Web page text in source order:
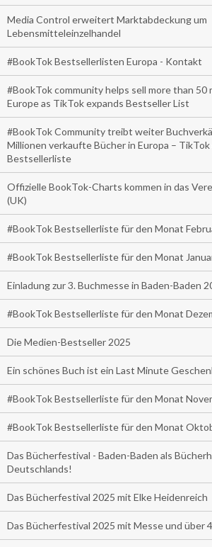
Media Control erweitert Marktabdeckung um
Lebensmitteleinzelhandel
#BookTok Bestsellerlisten Europa - Kontakt
#BookTok community helps sell more than 50
Europe as TikTok expands Bestseller List
#BookTok Community treibt weiter
Millionen verkaufte Bücher in Europa –
Bestsellerliste
Offizielle BookTok-Charts kommen in das
(UK)
#BookTok Bestsellerliste für den Monat
#BookTok Bestsellerliste für den Monat
Einladung zur 3. Buchmesse in Baden-Baden
#BookTok Bestsellerliste für den Monat
Die Medien-Bestseller 2025
Ein schönes Buch ist ein Last Minute
#BookTok Bestsellerliste für den Monat
#BookTok Bestsellerliste für den Monat
Das Bücherfestival - Baden-Baden als
Deutschlands!
Das Bücherfestival 2025 mit Elke Heidenreich
Das Bücherfestival 2025 mit Messe und über